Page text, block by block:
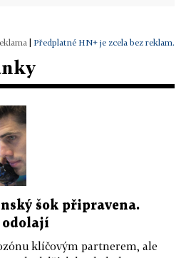
Předplatné HN+ je zcela bez reklam.
šok připravena.
odolají
klíčovým partnerem, ale